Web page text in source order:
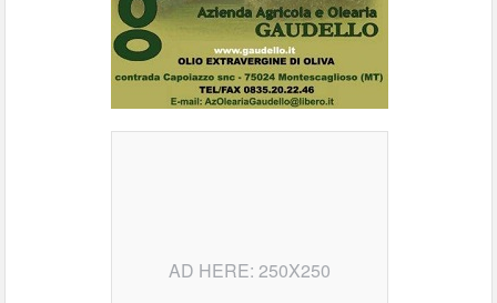
AD HERE: 250X250